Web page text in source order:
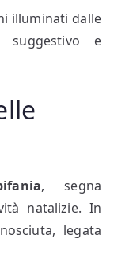
illuminati dalle
suggestivo e
, segna
natalizie. In
legata